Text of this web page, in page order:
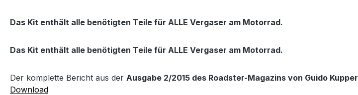
Das Kit enthält alle benötigten Teile für ALLE Vergaser am Motorrad.
Das Kit enthält alle benötigten Teile für ALLE Vergaser am Motorrad.
Der komplette Bericht aus der Ausgabe 2/2015 des Roadster-Magazins von Guido Kupper
Download